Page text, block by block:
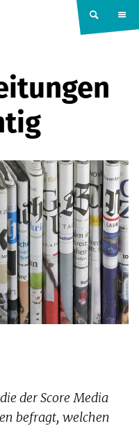
der Score Media
befragt, welchen